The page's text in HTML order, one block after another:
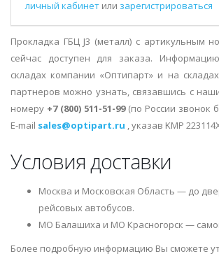
личный кабинет или зарегистрироваться
Прокладка ГБЦ J3 (металл) с артикульным
сейчас доступен для заказа.
складах компании «Оптипарт» и на
партнеров можно узнать, связавшись с
номеру +7 (800) 511-51-99(по России звонок
E-mail sales@optipart.ru , указав KMP
Условия доставки
Москва и Московская Область — до
рейсовых автобусов.
МО Балашиха и МО Красногорск —
Более подробную информацию Вы сможете